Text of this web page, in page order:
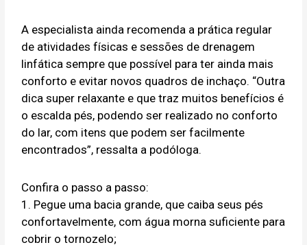
A especialista ainda recomenda a prática regular
de atividades físicas e sessões de drenagem
linfática sempre que possível para ter ainda mais
conforto e evitar novos quadros de inchaço. “Outra
dica super relaxante e que traz muitos benefícios é
o escalda pés, podendo ser realizado no conforto
do lar, com itens que podem ser facilmente
encontrados”, ressalta a podóloga.
Confira o passo a passo:
1. Pegue uma bacia grande, que caiba seus pés
confortavelmente, com água morna suficiente para
cobrir o tornozelo;